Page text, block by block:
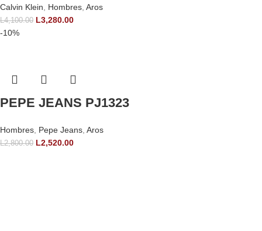
Calvin Klein Hombres Aros
L4,100.00 L3,280.00
-10%
PEPE JEANS PJ1323
Hombres Pepe Jeans Aros
L2,800.00 L2,520.00